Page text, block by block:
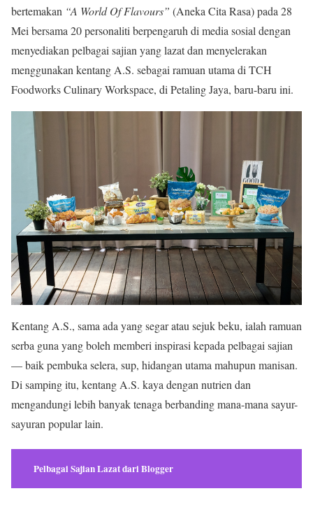
bertemakan “A World Of Flavours” (Aneka Cita Rasa) pada 28
Mei bersama 20 personaliti berpengaruh di media sosial dengan
menyediakan pelbagai sajian yang lazat dan menyelerakan
menggunakan kentang A.S. sebagai ramuan utama di TCH
Foodworks Culinary Workspace, di Petaling Jaya, baru-baru ini.
Kentang A.S., sama ada yang segar atau sejuk beku, ialah ramuan
serba guna yang boleh memberi inspirasi kepada pelbagai sajian
— baik pembuka selera, sup, hidangan utama mahupun manisan.
Di samping itu, kentang A.S. kaya dengan nutrien dan
mengandungi lebih banyak tenaga berbanding mana-mana sayur-
sayuran popular lain.
Pelbagai Sajian Lazat dari Blogger